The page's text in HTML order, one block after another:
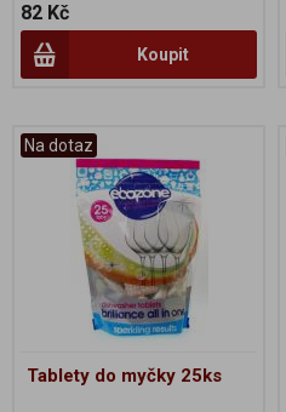
82 Kč
Koupit
Na dotaz
Tablety do myčky 25ks